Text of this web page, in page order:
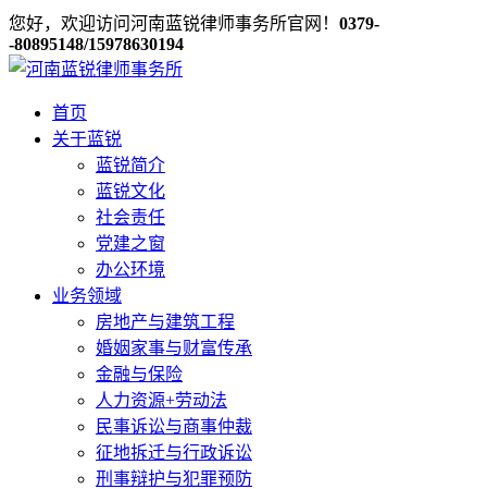
您好，欢迎访问河南蓝锐律师事务所官网！ 0379-
-80895148/15978630194
首页
关于蓝锐
蓝锐简介
蓝锐文化
社会责任
党建之窗
办公环境
业务领域
房地产与建筑工程
婚姻家事与财富传承
金融与保险
人力资源+劳动法
民事诉讼与商事仲裁
征地拆迁与行政诉讼
刑事辩护与犯罪预防